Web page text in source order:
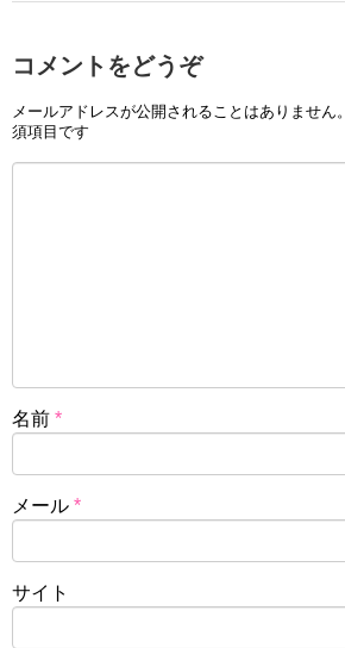
コメントをどうぞ
メールアドレスが公開されることはありません。
須項目です
名前 *
メール *
サイト